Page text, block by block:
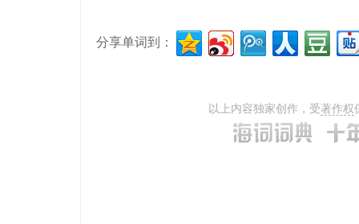
分享单词到：
以上内容独家创作，受著作权